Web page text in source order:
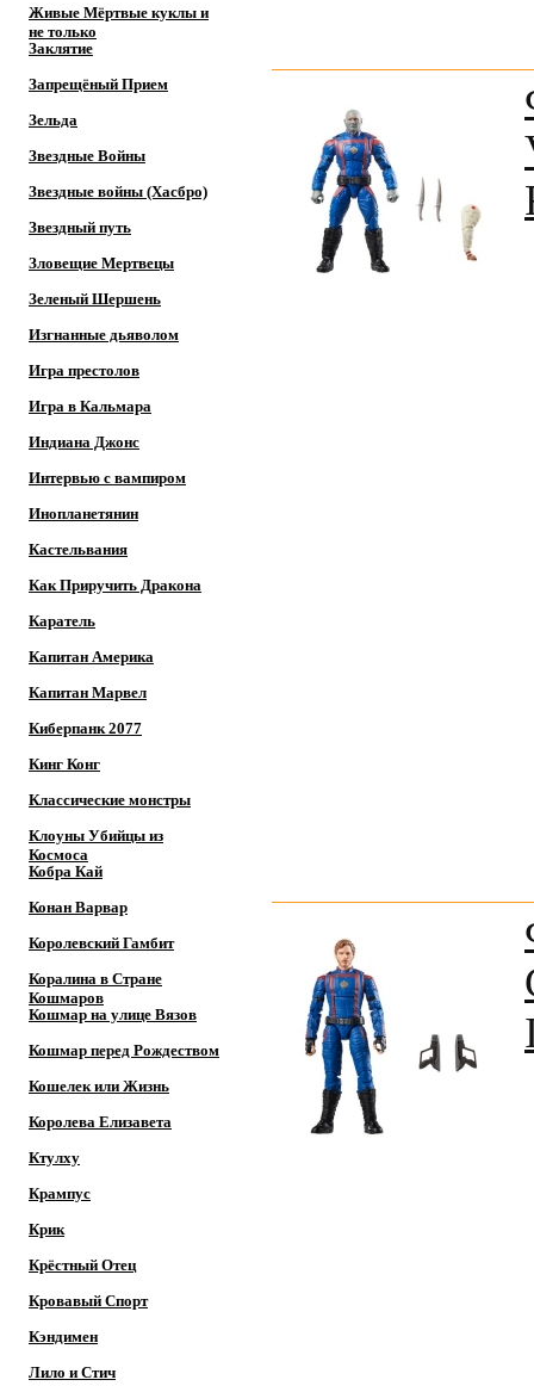
Живые Мёртвые куклы и
не только
Заклятие
Запрещёный Прием
Зельда
Звездные Войны
Звездные войны (Хасбро)
Звездный путь
Зловещие Мертвецы
Зеленый Шершень
Изгнанные дьяволом
Игра престолов
Игра в Кальмара
Индиана Джонс
Интервью с вампиром
Инопланетянин
Кастельвания
Как Приручить Дракона
Каратель
Капитан Америка
Капитан Марвел
Киберпанк 2077
Кинг Конг
Классические монстры
Клоуны Убийцы из
Космоса
Кобра Кай
Конан Варвар
Королевский Гамбит
Коралина в Стране
Кошмаров
Кошмар на улице Вязов
Кошмар перед Рождеством
Кошелек или Жизнь
Королева Елизавета
Ктулху
Крампус
Крик
Крёстный Отец
Кровавый Спорт
Кэндимен
Лило и Стич